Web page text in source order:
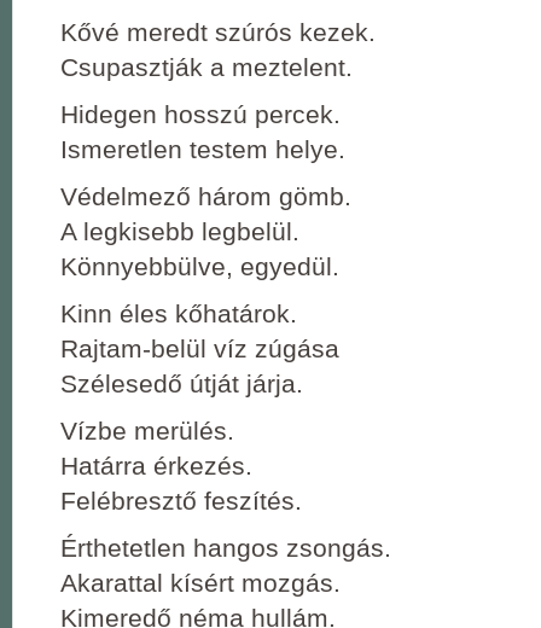
Kővé meredt szúrós kezek.
Csupasztják a meztelent.
Hidegen hosszú percek.
Ismeretlen testem helye.
Védelmező három gömb.
A legkisebb legbelül.
Könnyebbülve, egyedül.
Kinn éles kőhatárok.
Rajtam-belül víz zúgása
Szélesedő útját járja.
Vízbe merülés.
Határra érkezés.
Felébresztő feszítés.
Érthetetlen hangos zsongás.
Akarattal kísért mozgás.
Kimeredő néma hullám.